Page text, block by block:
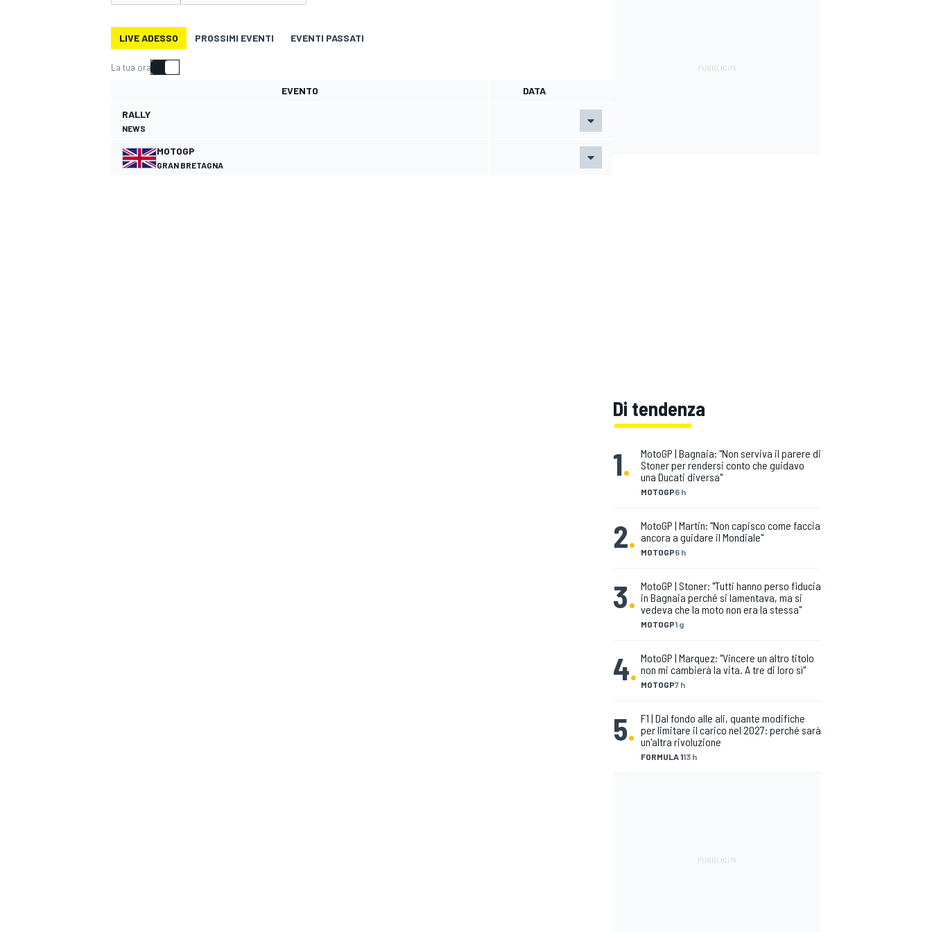
LIVE ADESSO PROSSIMI EVENTI EVENTI PASSATI
La tua ora
EVENTO
DATA
RALLY
NEWS
MOTOGP
GRAN BRETAGNA
Di tendenza
1.
MOTOGP6 h
MotoGP | Bagnaia: "Non serviva il parere di
Stoner per rendersi conto che guidavo
una Ducati diversa"
2. MOTOGP6 h
MotoGP | Martin: "Non capisco come faccia
ancora a guidare il Mondiale"
3.
MOTOGP1 g
MotoGP | Stoner: "Tutti hanno perso fiducia
in Bagnaia perché si lamentava, ma si
vedeva che la moto non era la stessa"
4. MOTOGP7 h
MotoGP | Marquez: "Vincere un altro titolo
non mi cambierà la vita. A tre di loro sì"
5.
FORMULA 113 h
F1 | Dal fondo alle ali, quante modifiche
per limitare il carico nel 2027: perché sarà
un'altra rivoluzione